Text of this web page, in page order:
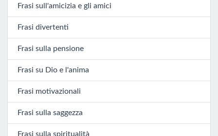
Frasi sull'amicizia e gli amici
Frasi divertenti
Frasi sulla pensione
Frasi su Dio e l'anima
Frasi motivazionali
Frasi sulla saggezza
Frasi sulla spiritualità